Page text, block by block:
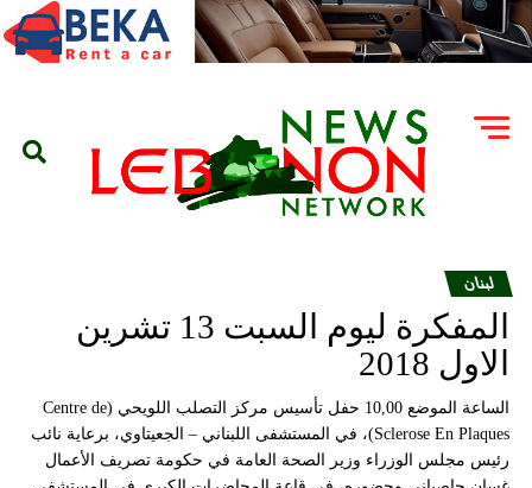
لبنان
المفكرة ليوم السبت 13 تشرين
الاول 2018
الساعة الموضع 10,00 حفل تأسيس مركز التصلب اللويحي (Centre de
Sclerose En Plaques)، في المستشفى اللبناني – الجعيتاوي، برعاية نائب
رئيس مجلس الوزراء وزير الصحة العامة في حكومة تصريف الأعمال